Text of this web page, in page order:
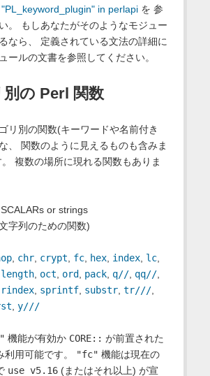
"PL_keyword_plugin" in perlapiを 参
。 もしあなたがそのようなモジュー
なら、 定義されている文法の詳細に
ールの文書を参照してください。
の Perl 関数
リ別の関数(キーワードや名前付き
、 関数のように見えるものも含みま
複数の場所に現れる関数もありま
or strings
字列のための関数)
, chr, crypt fc, hex, index, lc,
length, oct ord pack, q//, qq//,
rindex, sprintf, substr, tr///,
y///
機能が有効か CORE:: が前置された
利用可能です。
"fc" 機能は現在の
use v5.16(またはそれ以上) が宣